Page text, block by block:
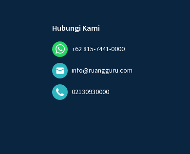
Hubungi Kami
+62 815-7441-0000
info@ruangguru.com
02130930000